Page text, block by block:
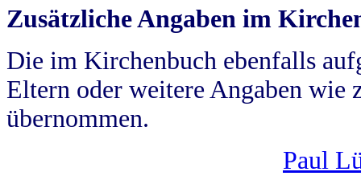
Zusätzliche Angaben im
Die im Kirchenbuch ebenfalls
Eltern oder weitere Angaben wie
übernommen.
Paul